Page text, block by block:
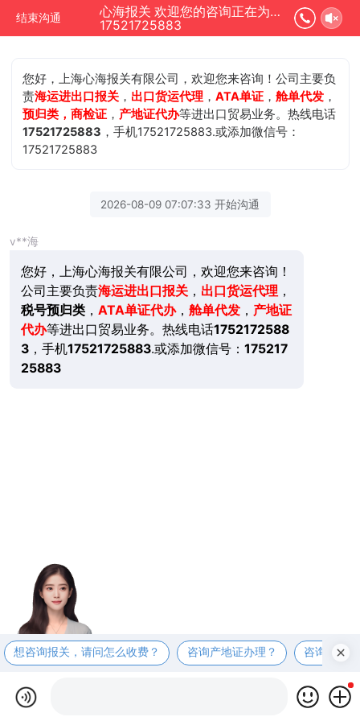
结束沟通
心海报关 欢迎您的咨询正在为您服务
17521725883
您好，上海心海报关有限公司，欢迎您来咨询！公司主要负
责海运进出口报关 ， 出口货运代理 ，ATA单证 ，舱单代发 ，
预归类，商检证 ， 产地证代办等进出口贸易业务。热线电话
17521725883 ，手机17521725883.或添加微信号：
17521725883
2026-08-09 07:07:33 开始沟通
v**海
您好，上海心海报关有限公司，欢迎您来咨询！
公司主要负责海运进出口报关， 出口货运代理 ，
税号预归类， ATA单证代办， 舱单代发， 产地证
代办等进出口贸易业务。热线电话1752172588
3，手机17521725883.或添加微信号： 175217
25883
想咨询报关，请问怎么收费？ 咨询产地证办理？ 咨询商检